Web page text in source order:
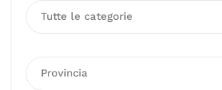
Tutte le categorie
Provincia